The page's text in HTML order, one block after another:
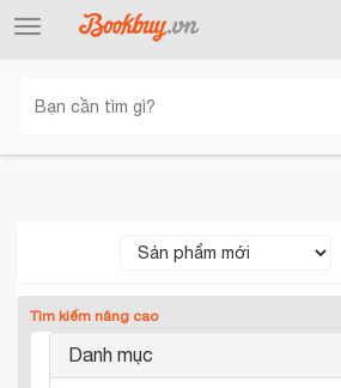
Toggle
Tìm kiếm nâng cao
Danh mục